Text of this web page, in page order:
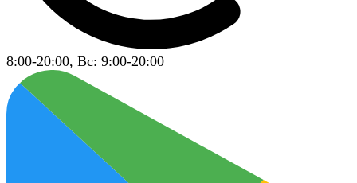
8:00-20:00, Вс: 9:00-20:00